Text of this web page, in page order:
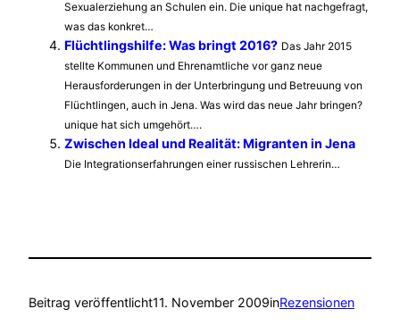
Sexualerziehung an Schulen ein. Die unique hat nachgefragt,
was das konkret…
Flüchtlingshilfe: Was bringt 2016? Das Jahr 2015
stellte Kommunen und Ehrenamtliche vor ganz neue
Herausforderungen in der Unterbringung und Betreuung von
Flüchtlingen, auch in Jena. Was wird das neue Jahr bringen?
unique hat sich umgehört….
Zwischen Ideal und Realität: Migranten in Jena
Die Integrationserfahrungen einer russischen Lehrerin…
Beitrag veröffentlicht11. November 2009inRezensionen